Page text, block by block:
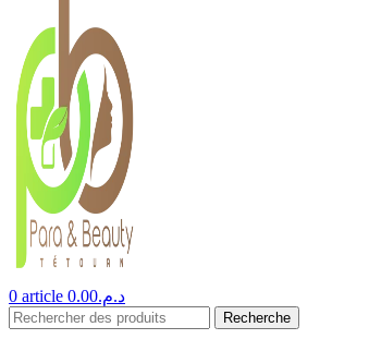
0 article د.م.0.00
Recherche